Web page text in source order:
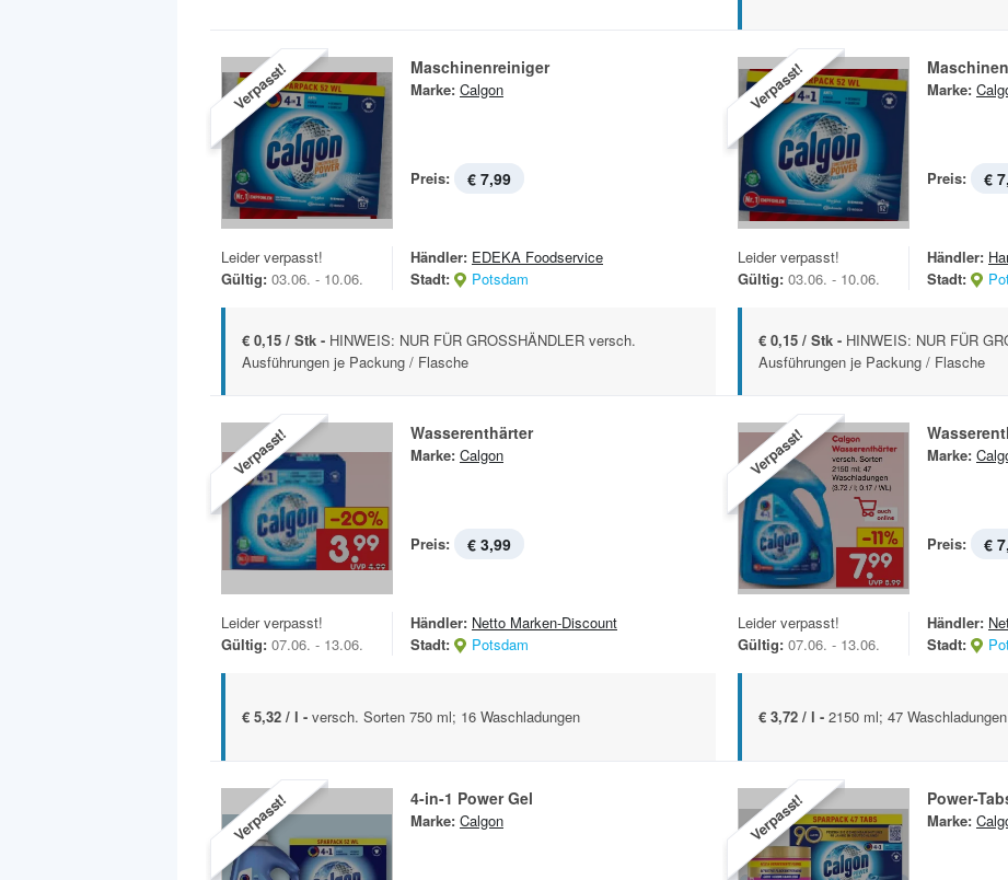
Verpasst! Maschinenreiniger
Marke: Calgon
Preis: € 7,99
Leider verpasst!
Gültig: 03.06. - 10.06.
Händler: EDEKA Foodservice
Stadt:
Potsdam
€ 0,15 / Stk - HINWEIS: NUR FÜR GROSSHÄNDLER versch.
Ausführungen je Packung / Flasche
Verpasst! Marke:
Preis: €
Leider verpasst!
Gültig: 03.06. - 10.06.
Händler:
Stadt:
€ 0,15 / Stk - HINWEIS: NUR FÜR
Ausführungen je Packung / Flasche
Verpasst! Wasserenthärter
Marke: Calgon
Preis: € 3,99
Leider verpasst!
Gültig: 07.06. - 13.06.
Händler: Netto Marken-Discount
Stadt:
Potsdam
€ 5,32 / l - versch. Sorten 750 ml; 16 Waschladungen
Verpasst! Marke:
Preis: €
Leider verpasst!
Gültig: 07.06. - 13.06.
Händler:
Stadt:
€ 3,72 / l - 2150 ml; 47
Verpasst! 4-in-1 Power Gel
Marke: Calgon Verpasst! Power-
Marke: